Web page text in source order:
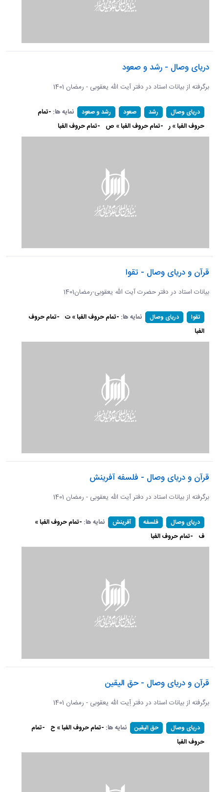
دریای وصال - رشد و صعود
برگرفته از بیانات استاد در دفتر آیت الله یعقوبی - رمضان 1401
دریای وصال رشد صعود رشد و صعود نمایه ها: -تمام
حروف الفبا » ر -تمام حروف الفبا » ص -تمام حروف الفبا
قرآن و دریای وصال - تقوا
بیانات استاد در دفتر حضرت آیت الله یعقوبی-رمضان1401
تقوا دریای وصال نمایه ها: -تمام حروف الفبا » ت -تمام حروف
الفبا
قرآن و دریای وصال - فلسفه آفرینش
برگرفته از بیانات استاد در دفتر آیت الله یعقوبی - رمضان 1401
دریای وصال فلسفه آفرینش نمایه ها: -تمام حروف الفبا »
ف -تمام حروف الفبا
قرآن و دریای وصال - حق الیقین
برگرفته از بیانات استاد در دفتر آِیت الله یعقوبی - رمضان 1401
دریای وصال حق الیقین نمایه ها: -تمام حروف الفبا » ح -تمام
حروف الفبا